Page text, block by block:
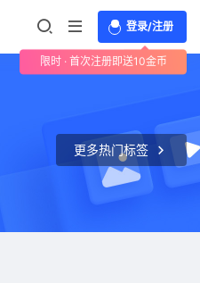
登录/注册
限时 · 首次注册即送10金币
更多热门标签